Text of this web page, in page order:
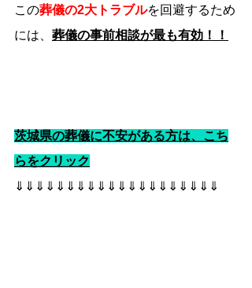
この葬儀の2大トラブルを回避するため
には、 葬儀の事前相談が最も有効！！
茨城県の葬儀に不安がある方は、こち
らをクリック
⇓⇓⇓⇓⇓⇓⇓⇓⇓⇓⇓⇓⇓⇓⇓⇓⇓⇓⇓⇓